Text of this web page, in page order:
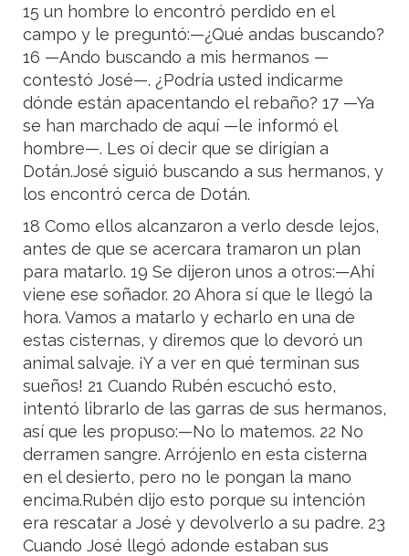
15 un hombre lo encontró perdido en el
campo y le preguntó:—¿Qué andas buscando?
16 —Ando buscando a mis hermanos —
contestó José—. ¿Podría usted indicarme
dónde están apacentando el rebaño? 17 —Ya
se han marchado de aquí —le informó el
hombre—. Les oí decir que se dirigían a
Dotán.José siguió buscando a sus hermanos, y
los encontró cerca de Dotán.
18 Como ellos alcanzaron a verlo desde lejos,
antes de que se acercara tramaron un plan
para matarlo. 19 Se dijeron unos a otros:—Ahí
viene ese soñador. 20 Ahora sí que le llegó la
hora. Vamos a matarlo y echarlo en una de
estas cisternas, y diremos que lo devoró un
animal salvaje. ¡Y a ver en qué terminan sus
sueños! 21 Cuando Rubén escuchó esto,
intentó librarlo de las garras de sus hermanos,
así que les propuso:—No lo matemos. 22 No
derramen sangre. Arrójenlo en esta cisterna
en el desierto, pero no le pongan la mano
encima.Rubén dijo esto porque su intención
era rescatar a José y devolverlo a su padre. 23
Cuando José llegó adonde estaban sus